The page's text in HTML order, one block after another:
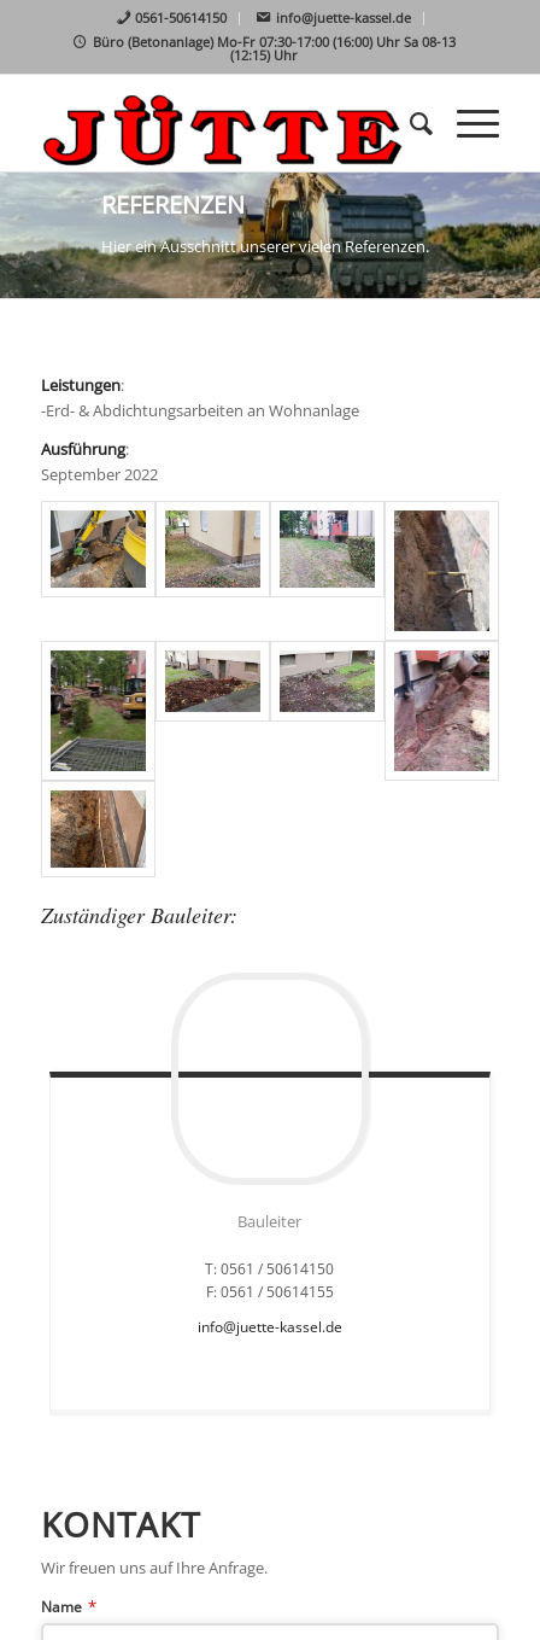
0561-50614150
info@juette-kassel.de
Büro (Betonanlage) Mo-Fr 07:30-17:00 (16:00) Uhr Sa 08-13
(12:15) Uhr
REFERENZEN
Hier ein Ausschnitt unserer vielen Referenzen.
Leistungen:
-Erd- & Abdichtungsarbeiten an Wohnanlage
Ausführung:
September 2022
Zuständiger Bauleiter:
Bauleiter
T: 0561 / 50614150
F: 0561 / 50614155
info@juette-kassel.de
KONTAKT
Wir freuen uns auf Ihre Anfrage.
Name *